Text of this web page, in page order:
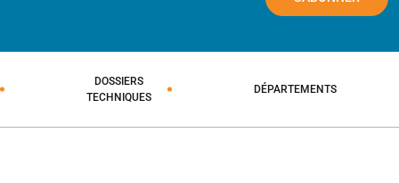
DOSSIERS
TECHNIQUES
DÉPARTEMENTS